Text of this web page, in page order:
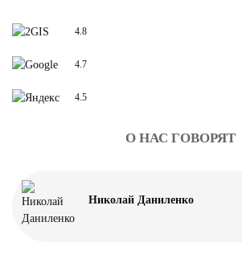
4.8
4.7
4.5
О НАС ГОВОРЯТ
Николай Даниленко